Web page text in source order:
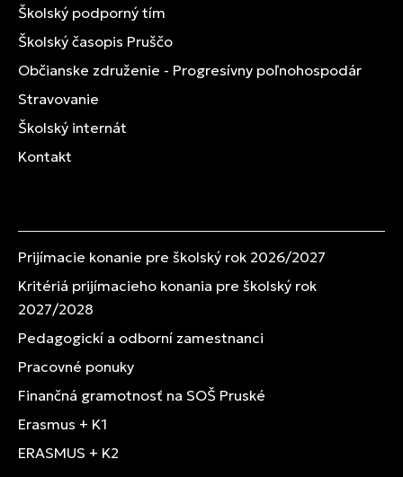
Školský podporný tím
Školský časopis Pruščo
Občianske združenie - Progresívny poľnohospodár
Stravovanie
Školský internát
Kontakt
Prijímacie konanie pre školský rok 2026/2027
Kritériá prijímacieho konania pre školský rok
2027/2028
Pedagogickí a odborní zamestnanci
Pracovné ponuky
Finančná gramotnosť na SOŠ Pruské
Erasmus + K1
ERASMUS + K2